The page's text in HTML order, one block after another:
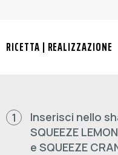
RICETTA | REALIZZAZIONE
1
Inserisci nello
SQUEEZE
e SQUEEZE